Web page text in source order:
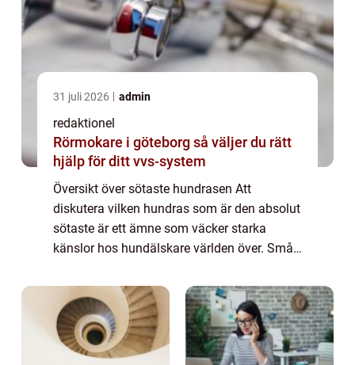
31 juli 2026 admin
redaktionel
Rörmokare i göteborg så väljer du rätt
hjälp för ditt vvs-system
Översikt över sötaste hundrasen Att
diskutera vilken hundras som är den absolut
sötaste är ett ämne som väcker starka
känslor hos hundälskare världen över. Små,
kroppsställningar gör sötaste hundrasen till
et...